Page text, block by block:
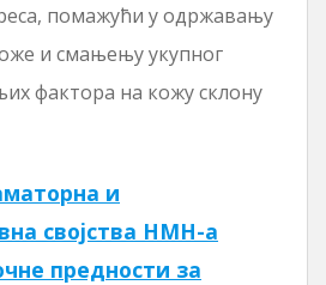
помажући у одржавању
и смањењу укупног
фактора на кожу склону
и
својства НМН-а
предности за